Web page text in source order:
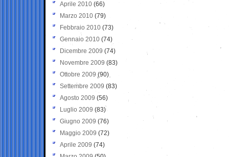
Aprile 2010 (66)
Marzo 2010 (79)
Febbraio 2010 (73)
Gennaio 2010 (74)
Dicembre 2009 (74)
Novembre 2009 (83)
Ottobre 2009 (90)
Settembre 2009 (83)
Agosto 2009 (56)
Luglio 2009 (83)
Giugno 2009 (76)
Maggio 2009 (72)
Aprile 2009 (74)